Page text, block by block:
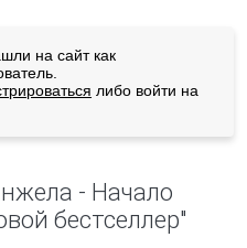
на сайт как
либо войти на
- Начало
бестселлер"